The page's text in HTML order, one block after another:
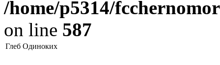
/home/p5314/
on line 587
Глеб Одиноких